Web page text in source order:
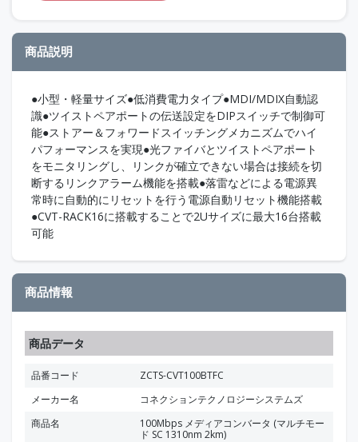
商品説明
●小型・軽量サイズ●低消費電力タイプ●MDI/MDIX自動認
識●ツイストペアポートの伝送設定をDIPスイッチで制御可
能●ストアー＆フォワードスイッチングメカニズムでハイ
パフォーマンスを実現●光ファイバとツイストペアポート
をモニタリングし、リンクが確立できない場合は接続を切
断するリンクアラーム機能を搭載●落雷などによる電源異
常時に自動的にリセットを行う電源自動リセット機能搭載
●CVT-RACK16に搭載することで2Uサイズに最大16台搭載
可能
商品情報
商品データ
品番コード
ZCTS-CVT100BTFC
メーカー名
コネクションテクノロジーシステムズ
商品名
100Mbps メディアコンバータ (マルチモー
ド SC 1310nm 2km)